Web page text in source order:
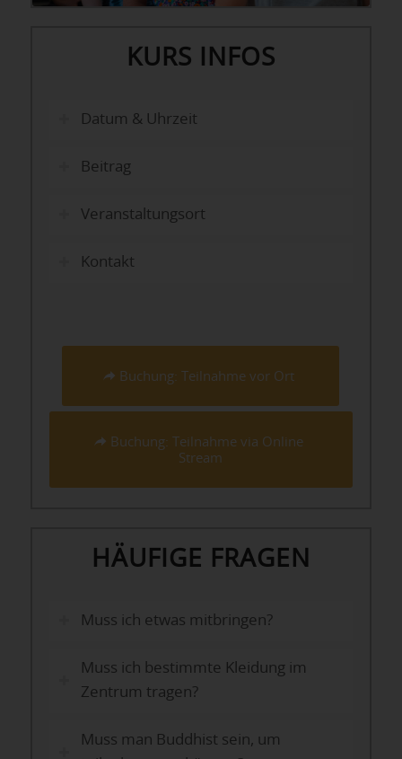
KURS INFOS
Datum & Uhrzeit
Beitrag
Veranstaltungsort
Kontakt
Buchung: Teilnahme vor Ort
Buchung: Teilnahme via Online
Stream
HÄUFIGE FRAGEN
Muss ich etwas mitbringen?
Muss ich bestimmte Kleidung im
Zentrum tragen?
Muss man Buddhist sein, um